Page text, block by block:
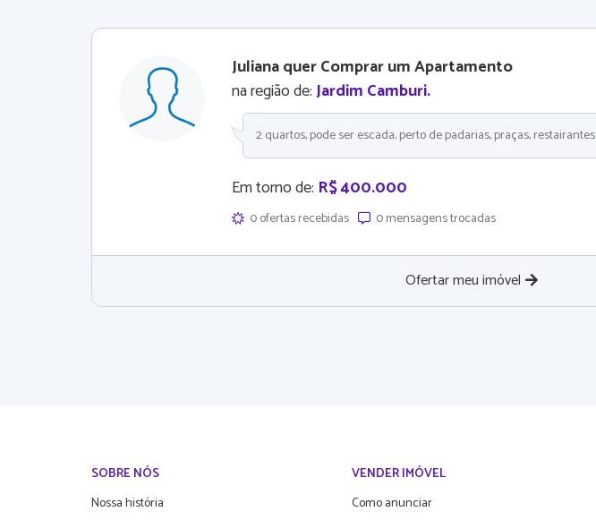
Juliana quer Comprar um Apartamento
na região de:Jardim Camburi.
2 quartos, pode ser escada, perto de padarias, praças, restairantes
Em torno de: R$ 400.000
0 ofertas recebidas 0 mensagens trocadas
Ofertar meu imóvel
SOBRE NÓS
Nossa história
VENDER IMÓVEL
Como anunciar